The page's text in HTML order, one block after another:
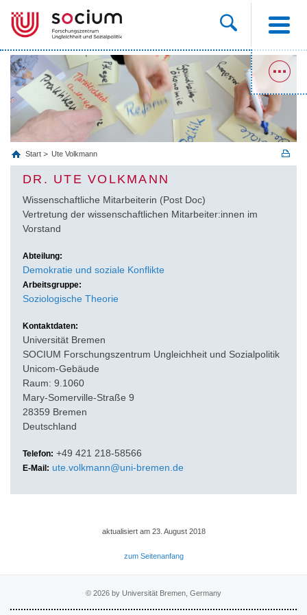
Start Ute Volkmann
DR. UTE VOLKMANN
Wissenschaftliche Mitarbeiterin (Post Doc)
Vertretung der wissenschaftlichen Mitarbeiter:innen im
Vorstand
Abteilung:
Demokratie und soziale Konflikte
Arbeitsgruppe:
Soziologische Theorie
Kontaktdaten:
Universität Bremen
SOCIUM Forschungszentrum Ungleichheit und Sozialpolitik
Unicom-Gebäude
Raum: 9.1060
Mary-Somerville-Straße 9
28359 Bremen
Deutschland
Telefon: +49 421 218-58566
E-Mail: ute.volkmann@uni-bremen.de
aktualisiert am 23. August 2018
zum Seitenanfang
© 2026 by Universität Bremen, Germany